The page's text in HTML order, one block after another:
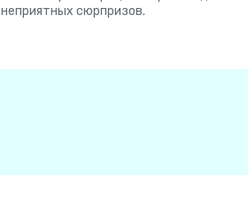
неприятных сюрпризов.